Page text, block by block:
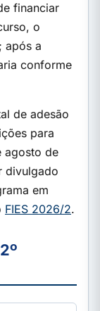
financiar
o
após a
conforme
de adesão
para
agosto de
divulgado
em
FIES 2026/2.